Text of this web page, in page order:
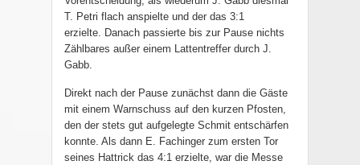
T. Petri flach anspielte und der das 3:1
erzielte. Danach passierte bis zur Pause nichts
Zählbares außer einem Lattentreffer durch J.
Gabb.
Direkt nach der Pause zunächst dann die Gäste
mit einem Warnschuss auf den kurzen Pfosten,
den der stets gut aufgelegte Schmit entschärfen
konnte. Als dann E. Fachinger zum ersten Tor
seines Hattrick das 4:1 erzielte, war die Messe